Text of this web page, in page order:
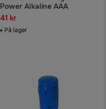
Power Alkaline AAA
41 kr
På lager